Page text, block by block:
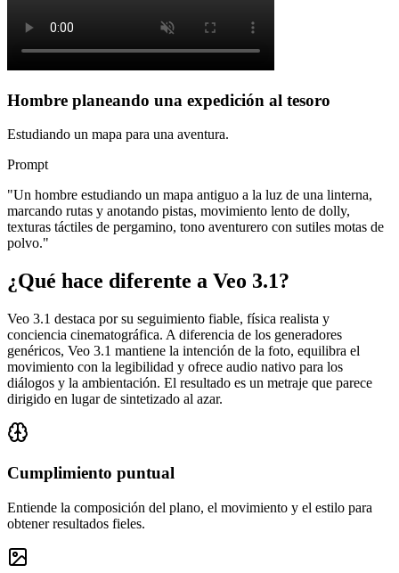
Hombre planeando una expedición al tesoro
Estudiando un mapa para una aventura.
Prompt
"Un hombre estudiando un mapa antiguo a la luz de una linterna,
marcando rutas y anotando pistas, movimiento lento de dolly,
texturas táctiles de pergamino, tono aventurero con sutiles motas de
polvo."
¿Qué hace diferente a Veo 3.1?
Veo 3.1 destaca por su seguimiento fiable, física realista y
conciencia cinematográfica. A diferencia de los generadores
genéricos, Veo 3.1 mantiene la intención de la foto, equilibra el
movimiento con la legibilidad y ofrece audio nativo para los
diálogos y la ambientación. El resultado es un metraje que parece
dirigido en lugar de sintetizado al azar.
Cumplimiento puntual
Entiende la composición del plano, el movimiento y el estilo para
obtener resultados fieles.